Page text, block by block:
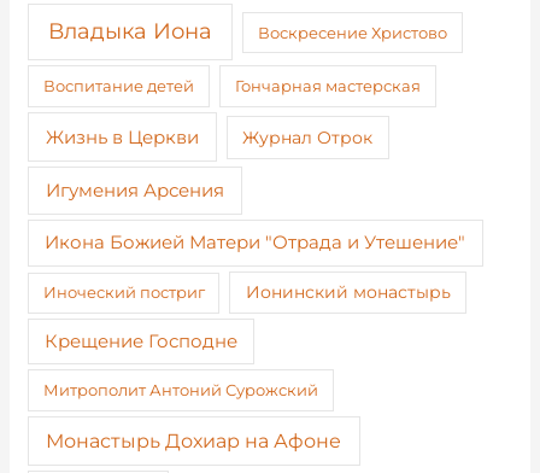
Владыка Иона Воскресение Христово
Воспитание детей Гончарная мастерская
Жизнь в Церкви Журнал Отрок
Игумения Арсения
Икона Божией Матери "Отрада и Утешение"
Иноческий постриг Ионинский монастырь
Крещение Господне
Митрополит Антоний Сурожский
Монастырь Дохиар на Афоне